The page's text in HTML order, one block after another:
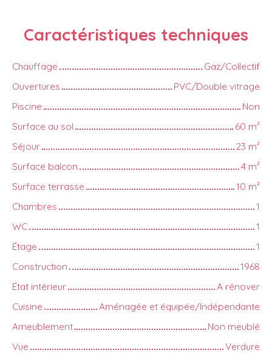
Caractéristiques techniques
Chauffage
Gaz/Collectif
Ouvertures
PVC/Double vitrage
Piscine
Non
Surface au sol
60 m²
Séjour
23 m²
Surface balcon
4 m²
Surface terrasse
10 m²
Chambres
1
WC
1
Étage
1
Construction
1968
État intérieur
A rénover
Cuisine
Aménagée et équipée/Indépendante
Ameublement
Non meublé
Vue
Verdure